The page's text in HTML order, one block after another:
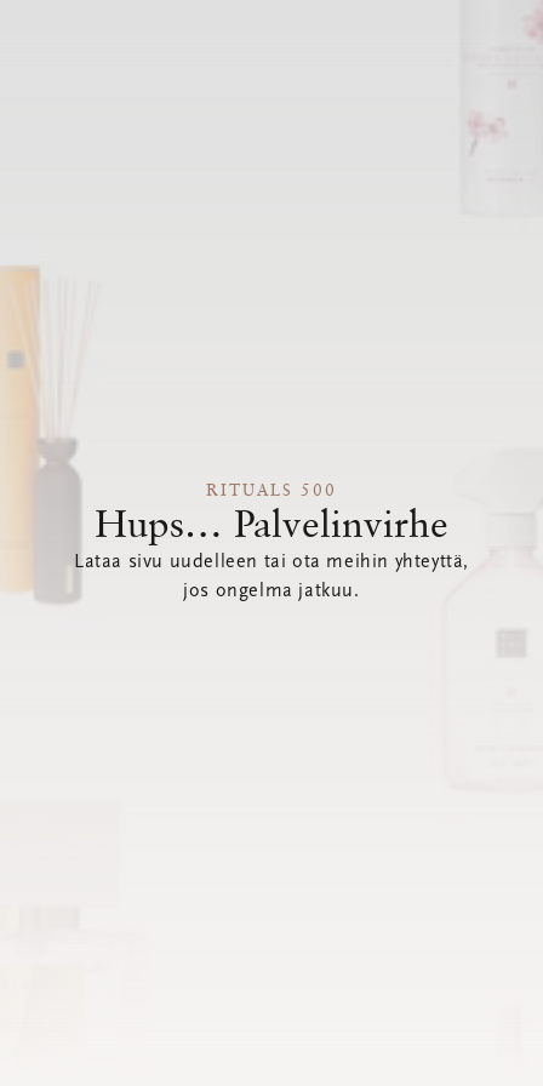
RITUALS 500
Hups… Palvelinvirhe
Lataa sivu uudelleen tai ota meihin yhteyttä,
jos ongelma jatkuu.